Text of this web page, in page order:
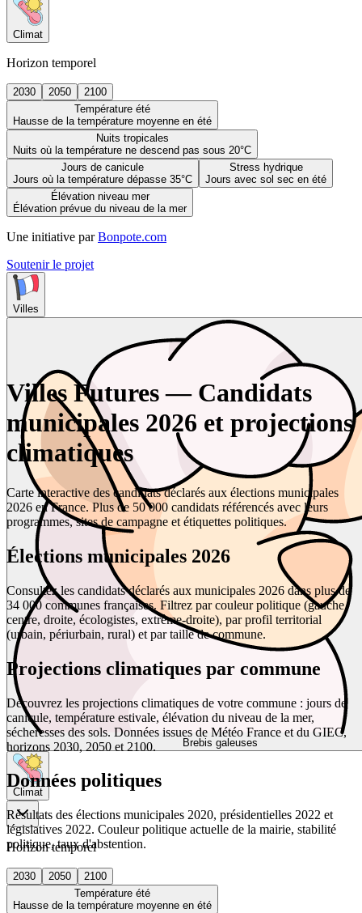
Climat
Horizon temporel
2030 2050
2100
Température été
Hausse de la température moyenne en été
Nuits tropicales
Nuits où la température ne descend pas sous 20°C
Jours de canicule
Jours où la température dépasse 35°C
Stress hydrique
Jours avec sol sec en été
Élévation niveau mer
Élévation prévue du niveau de la mer
Une initiative par Bonpote.com
Soutenir le projet
Villes
Brebis galeuses
Climat
Horizon temporel
2030 2050
2100
Température été
Hausse de la température moyenne en été
Villes Futures — Candidats
municipales 2026 et projections
climatiques
Carte interactive des candidats déclarés aux élections municipales
2026 en France. Plus de 50 000 candidats référencés avec leurs
programmes, sites de campagne et étiquettes politiques.
Élections municipales 2026
Consultez les candidats déclarés aux municipales 2026 dans plus de
34 000 communes françaises. Filtrez par couleur politique (gauche,
centre, droite, écologistes, extrême-droite), par profil territorial
(urbain, périurbain, rural) et par taille de commune.
Projections climatiques par commune
Découvrez les projections climatiques de votre commune : jours de
canicule, température estivale, élévation du niveau de la mer,
sécheresses des sols. Données issues de Météo France et du GIEC,
horizons 2030, 2050 et 2100.
Données politiques
Résultats des élections municipales 2020, présidentielles 2022 et
législatives 2022. Couleur politique actuelle de la mairie, stabilité
politique, taux d'abstention.